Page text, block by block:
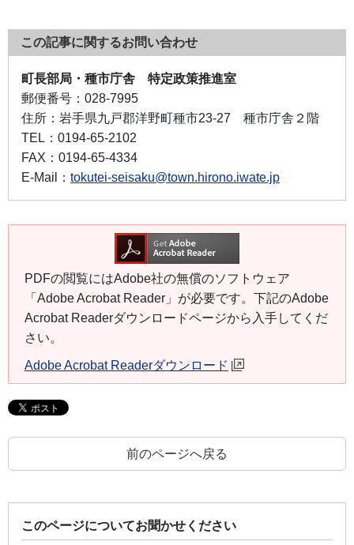
この記事に関するお問い合わせ
町長部局・種市庁舎 特定政策推進室
郵便番号： 028-7995
住所： 岩手県九戸郡洋野町種市23-27 種市庁舎２階
TEL： 0194-65-2102
FAX： 0194-65-4334
E-Mail： tokutei-seisaku@town.hirono.iwate.jp
PDFの閲覧にはAdobe社の無償のソフトウェア
「Adobe Acrobat Reader」が必要です。下記のAdobe
Acrobat Readerダウンロードページから入手してくだ
さい。
Adobe Acrobat Readerダウンロード
前のページへ戻る
このページについてお聞かせください